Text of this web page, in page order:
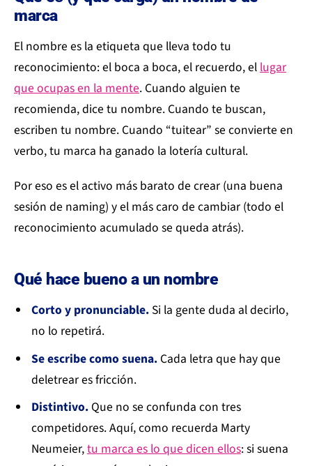
marca
El nombre es la etiqueta que lleva todo tu
reconocimiento: el boca a boca, el recuerdo, el lugar
que ocupas en la mente. Cuando alguien te
recomienda, dice tu nombre. Cuando te buscan,
escriben tu nombre. Cuando “tuitear” se convierte en
verbo, tu marca ha ganado la lotería cultural.
Por eso es el activo más barato de crear (una buena
sesión de naming) y el más caro de cambiar (todo el
reconocimiento acumulado se queda atrás).
Qué hace bueno a un nombre
Corto y pronunciable.Si la gente duda al decirlo,
no lo repetirá.
Se escribe como suena.Cada letra que hay que
deletrear es fricción.
Distintivo.Que no se confunda con tres
competidores. Aquí, como recuerda Marty
Neumeier,tu marca es lo que dicen ellos: si suena